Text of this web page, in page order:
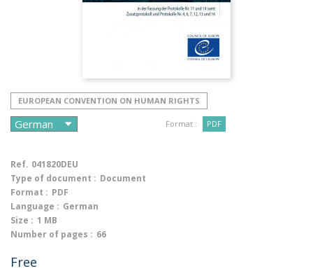
EUROPEAN CONVENTION ON HUMAN RIGHTS
Format : PDF
Ref. 041820DEU
Type of document : Document
Format : PDF
Language : German
Size : 1 MB
Number of pages : 66
Free